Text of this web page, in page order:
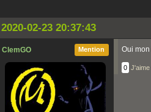
2020-02-23 20:37:43
Mention
ClemGO Oui
0